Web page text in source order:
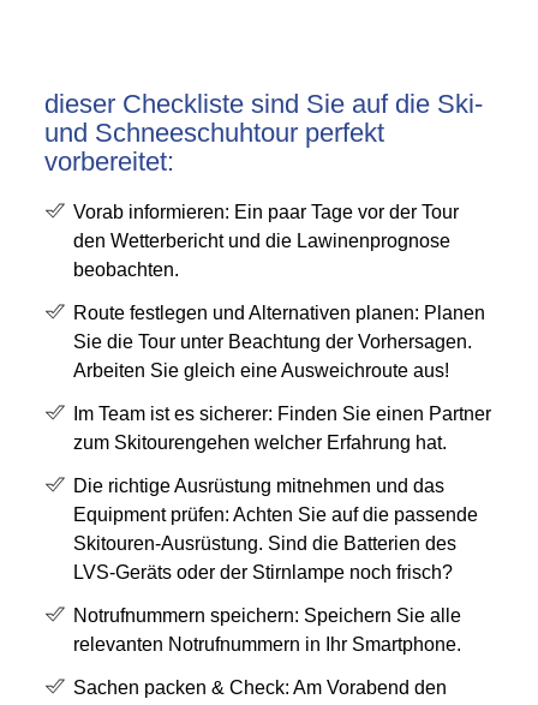
dieser Checkliste sind Sie auf die Ski-
und Schneeschuhtour perfekt
vorbereitet:
Vorab informieren: Ein paar Tage vor der Tour
den Wetterbericht und die Lawinenprognose
beobachten.
Route festlegen und Alternativen planen: Planen
Sie die Tour unter Beachtung der Vorhersagen.
Arbeiten Sie gleich eine Ausweichroute aus!
Im Team ist es sicherer: Finden Sie einen Partner
zum Skitourengehen welcher Erfahrung hat.
Die richtige Ausrüstung mitnehmen und das
Equipment prüfen: Achten Sie auf die passende
Skitouren-Ausrüstung. Sind die Batterien des
LVS-Geräts oder der Stirnlampe noch frisch?
Notrufnummern speichern: Speichern Sie alle
relevanten Notrufnummern in Ihr Smartphone.
Sachen packen & Check: Am Vorabend den